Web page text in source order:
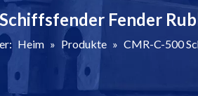
Fender
Heim » Produkte » CMR-C-500